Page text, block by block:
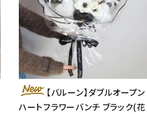
【バルーン】ダブルオープン
ハートフラワーバンチ ブラック(花